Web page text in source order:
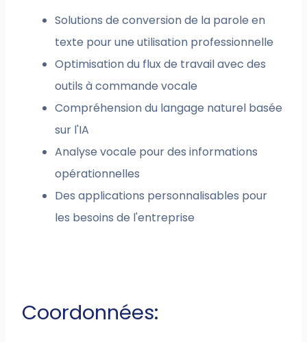
Solutions de conversion de la parole en
texte pour une utilisation professionnelle
Optimisation du flux de travail avec des
outils à commande vocale
Compréhension du langage naturel basée
sur l'IA
Analyse vocale pour des informations
opérationnelles
Des applications personnalisables pour
les besoins de l'entreprise
Coordonnées: